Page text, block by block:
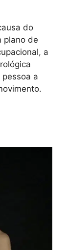
do
plano de
a
a